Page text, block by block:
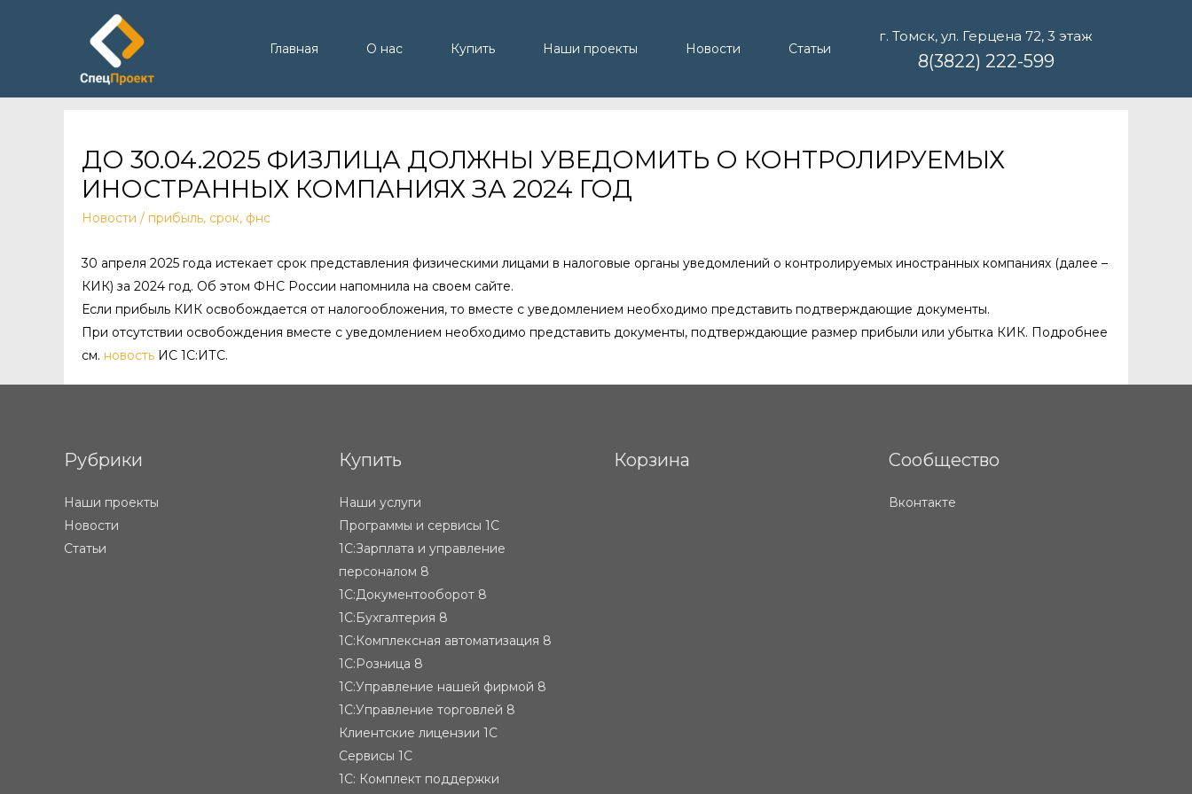
Главная О нас Купить Наши проекты Новости Статьи
г. Томск, ул. Герцена 72, 3 этаж
8(3822) 222-599
ДО 30.04.2025 ФИЗЛИЦА ДОЛЖНЫ УВЕДОМИТЬ О КОНТРОЛИРУЕМЫХ
ИНОСТРАННЫХ КОМПАНИЯХ ЗА 2024 ГОД
Новости / прибыль, срок, фнс
30 апреля 2025 года истекает срок представления физическими лицами в налоговые органы уведомлений о контролируемых иностранных компаниях (далее –
КИК) за 2024 год. Об этом ФНС России напомнила на своем сайте.
Если прибыль КИК освобождается от налогообложения, то вместе с уведомлением необходимо представить подтверждающие документы.
При отсутствии освобождения вместе с уведомлением необходимо представить документы, подтверждающие размер прибыли или убытка КИК. Подробнее
см. новость ИС 1С:ИТС.
Рубрики
Наши проекты
Новости
Статьи
Купить
Наши услуги
Программы и сервисы 1С
1С:Зарплата и управление
персоналом 8
1С:Документооборот 8
1С:Бухгалтерия 8
1С:Комплексная автоматизация 8
1С:Розница 8
1С:Управление нашей фирмой 8
1С:Управление торговлей 8
Клиентские лицензии 1С
Сервисы 1С
1С: Комплект поддержки
Корзина Сообщество
Вконтакте